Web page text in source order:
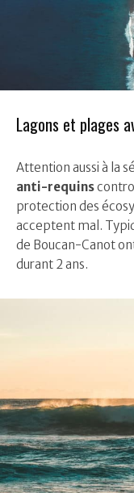
Lagons et plages
Attention aussi à la
anti-requins
protection des
acceptent mal.
de Boucan-Canot
durant 2 ans.